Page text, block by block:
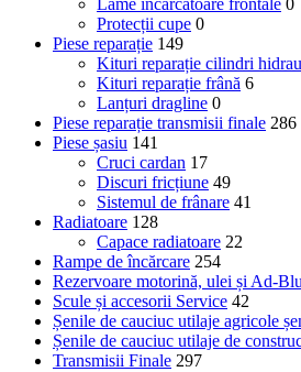
Lame încărcătoare frontale 0
Protecții cupe 0
Piese reparație 149
Kituri reparație cilindri
Kituri reparație frână 6
Lanțuri dragline 0
Piese reparație transmisii finale 286
Piese șasiu 141
Cruci cardan 17
Discuri fricțiune 49
Sistemul de frânare 41
Radiatoare 128
Capace radiatoare 22
Rampe de încărcare 254
Rezervoare motorină, ulei și Ad-
Scule și accesorii Service 42
Șenile de cauciuc utilaje agricole
Șenile de cauciuc utilaje de
Transmisii Finale 297